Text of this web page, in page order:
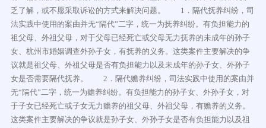
乏了解，或不愿采取诉讼的方式来解决问题。 1．隔代抚养纠纷，司
法实践中使用的案由并无“隔代”二字，统一为抚养纠纷。有负担能力的
祖父母、外祖父母，对于父母已经死亡或父母无力抚养的未成年的孙子
女、杭州市婚姻调查外孙子女，有抚养的义务。这类案件主要解决的争
议就是祖父母、外祖父母是否有负担能力以及未成年的孙子女、外孙子
女是否需要隔代抚养。 2．隔代赡养纠纷，司法实践中使用的案由并
无“隔代”二字，统一为赡养纠纷。有负担能力的孙子女、外孙子女，对
于子女已经死亡或子女无力赡养的祖父母、外祖父母，有赡养的义务。
这类案件主要解决的争议就是孙子女、外孙子女是否有负担能力以及祖